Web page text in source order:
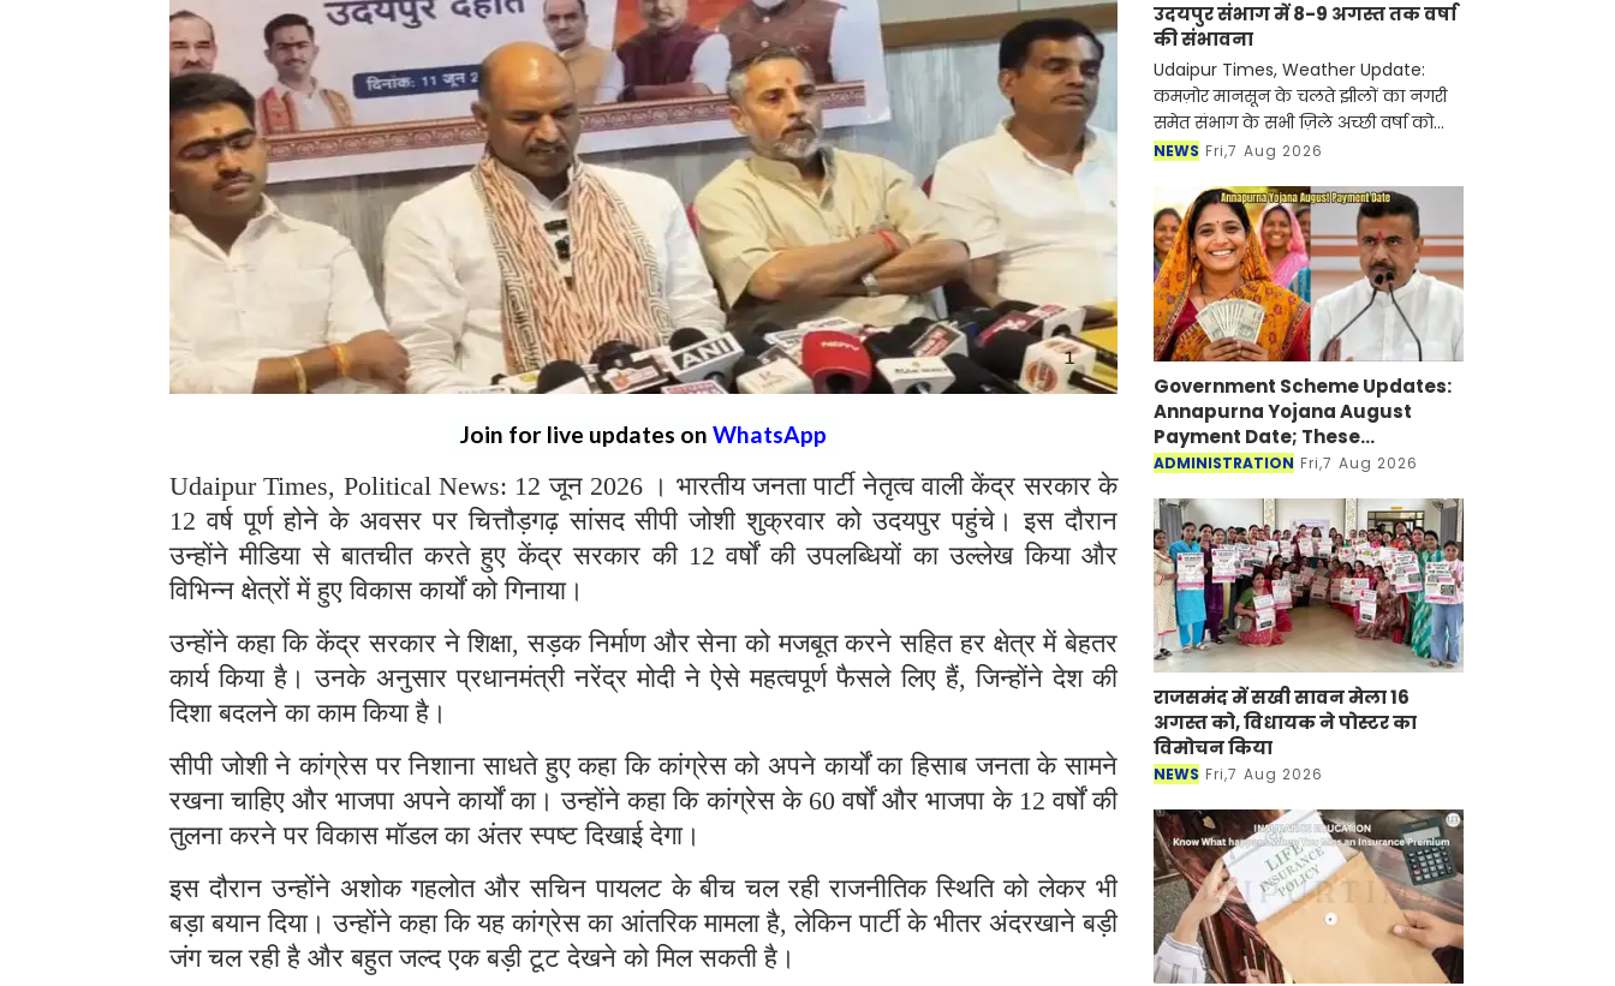
Join for live updates on WhatsApp
Udaipur Times, Political News: 12 जून 2026 । भारतीय जनता पार्टी नेतृत्व वाली केंद्र सरकार के
12 वर्ष पूर्ण होने के अवसर पर चित्तौड़गढ़ सांसद सीपी जोशी शुक्रवार को उदयपुर पहुंचे। इस दौरान
उन्होंने मीडिया से बातचीत करते हुए केंद्र सरकार की 12 वर्षों की उपलब्धियों का उल्लेख किया और
विभिन्न क्षेत्रों में हुए विकास कार्यों को गिनाया।
उन्होंने कहा कि केंद्र सरकार ने शिक्षा, सड़क निर्माण और सेना को मजबूत करने सहित हर क्षेत्र में बेहतर
कार्य किया है। उनके अनुसार प्रधानमंत्री नरेंद्र मोदी ने ऐसे महत्वपूर्ण फैसले लिए हैं, जिन्होंने देश की
दिशा बदलने का काम किया है।
सीपी जोशी ने कांग्रेस पर निशाना साधते हुए कहा कि कांग्रेस को अपने कार्यों का हिसाब जनता के सामने
रखना चाहिए और भाजपा अपने कार्यों का। उन्होंने कहा कि कांग्रेस के 60 वर्षों और भाजपा के 12 वर्षों की
तुलना करने पर विकास मॉडल का अंतर स्पष्ट दिखाई देगा।
इस दौरान उन्होंने अशोक गहलोत और सचिन पायलट के बीच चल रही राजनीतिक स्थिति को लेकर भी
बड़ा बयान दिया। उन्होंने कहा कि यह कांग्रेस का आंतरिक मामला है, लेकिन पार्टी के भीतर अंदरखाने बड़ी
जंग चल रही है और बहुत जल्द एक बड़ी टूट देखने को मिल सकती है।
उदयपुर संभाग में 8-9 अगस्त तक वर्षा
की संभावना
Udaipur Times, Weather Update:
कमज़ोर मानसून के चलते झीलों का नगरी
समेत संभाग के सभी ज़िले अच्छी वर्षा को
तरस रहे है। जुलाई माह बीत जाने के बाद भी
की आवक हुई। मौस
NEWS Fri,7 Aug 2026
Government Scheme Updates:
Annapurna Yojana August
Payment Date; These
Beneficiaries Will Get ₹3,000 on
ADMINISTRATION Fri,7 Aug 2026
राजसमंद में सखी सावन मेला 16
अगस्त को, विधायक ने पोस्टर का
विमोचन किया
NEWS Fri,7 Aug 2026